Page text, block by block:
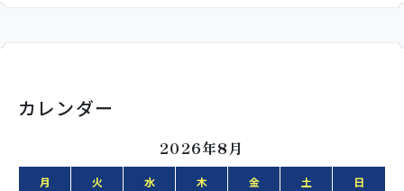
カレンダー
2026年8月
月 火 水 木 金 土 日